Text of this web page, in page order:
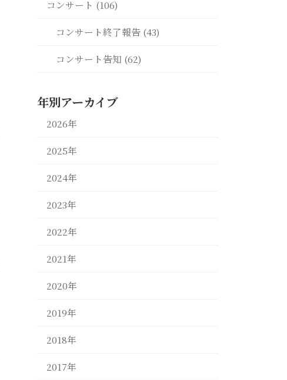
コンサート (106)
コンサート終了報告 (43)
コンサート告知 (62)
年別アーカイブ
2026年
2025年
2024年
2023年
2022年
2021年
2020年
2019年
2018年
2017年